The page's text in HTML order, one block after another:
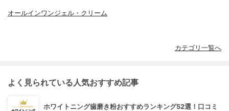
オールインワンジェル・クリーム
カテゴリ一覧へ
よく見られている人気おすすめ記事
ホワイトニング歯磨き粉おすすめランキング52選！口コミ